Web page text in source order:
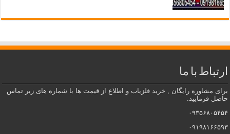
ارتباط با ما
برای مشاوره رایگان , خرید فلزیاب و اطلاع از قیمت ها با شماره های زیر تماس
حاصل فرمایید.
۰۹۳۵۶۸۰۵۴۵۴
۰۹۱۹۸۱۶۶۵۹۳